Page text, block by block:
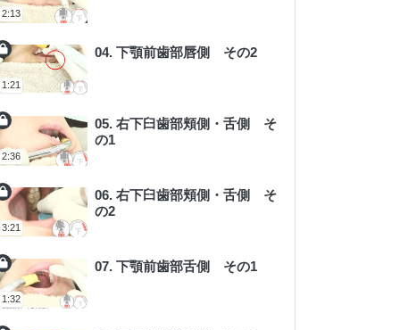
2:13
1:21
04. 下顎前歯部唇側 その2
2:36
05. 右下臼歯部頬側・舌側 そ
の1
3:21
06. 右下臼歯部頬側・舌側 そ
の2
1:32
07. 下顎前歯部舌側 その1